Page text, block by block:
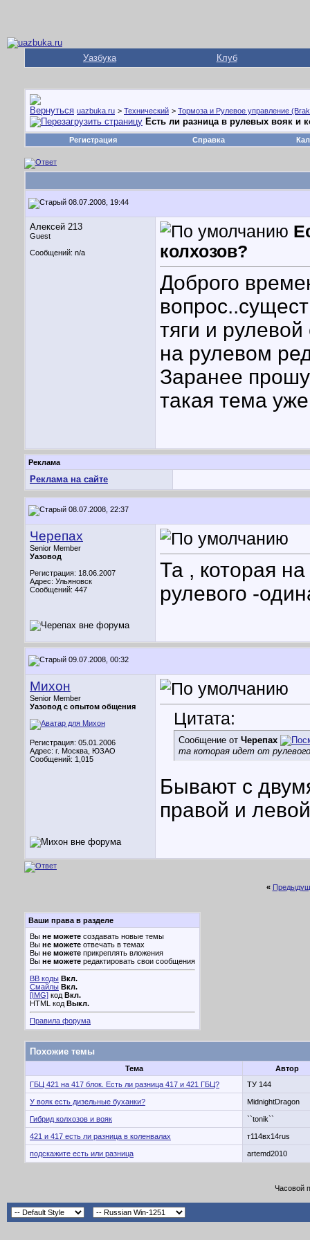
Уазбука Клуб
uazbuka.ru > Технический > Тормоза и Рулевое управление
Есть ли разница в рулевых вояк и
Регистрация Справка
08.07.2008, 19:44
Алексей 213
Guest
Сообщений: n/a
колхозов?
Доброго
тяги и
на рулевом
Заранее
такая тема
Реклама
Реклама на сайте
08.07.2008, 22:37
Черепах
Senior Member
Уазовод
Регистрация: 18.06.2007
Адрес: Ульяновск
Сообщений: 447
Та , которая
рулевого -
09.07.2008, 00:32
Михон
Senior Member
Уазовод с опытом общения
Регистрация: 05.01.2006
Адрес: г. Москва, ЮЗАО
Сообщений: 1,015
Цитата:
Сообщение от Черепах
та которая идет от рулевого
Бывают с
правой и
«
Ваши права в разделе
Вы не можете создавать новые темы
Вы не можете отвечать в темах
Вы не можете прикреплять вложения
Вы не можете редактировать свои сообщения
BB коды Вкл.
Смайлы Вкл.
[IMG] код Вкл.
HTML код Выкл.
Правила форума
Похожие темы
Тема
Автор
ГБЦ 421 на 417 блок. Есть ли разница 417 и 421 ГБЦ?
ТУ 144
У вояк есть дизельные буханки? MidnightDragon
Гибрид колхозов и вояк ``tonik``
421 и 417 есть ли разница в коленвалах т114вх14rus
подскажите есть или разница artemd2010
Часовой